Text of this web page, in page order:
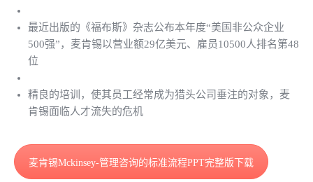
最近出版的《福布斯》杂志公布本年度“美国非公众企业
500强”，麦肯锡以营业额29亿美元、雇员10500人排名第48
位
精良的培训，使其员工经常成为猎头公司垂注的对象，麦
肯锡面临人才流失的危机
麦肯锡Mckinsey-管理咨询的标准流程PPT完整版下载